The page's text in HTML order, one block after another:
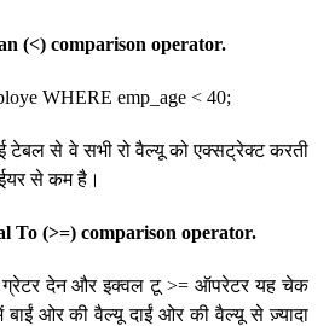
(<) comparison operator.
WHERE emp_age < 40;
टेबल से वे सभी रो वैल्यू को एक्सट्रेक्ट करती
ईयर से कम है।
To (>=) comparison operator.
देन और इक्वल टू >= ऑपरेटर यह चेक
ओर की वैल्यू दाईं ओर की वैल्यू से ज़्यादा